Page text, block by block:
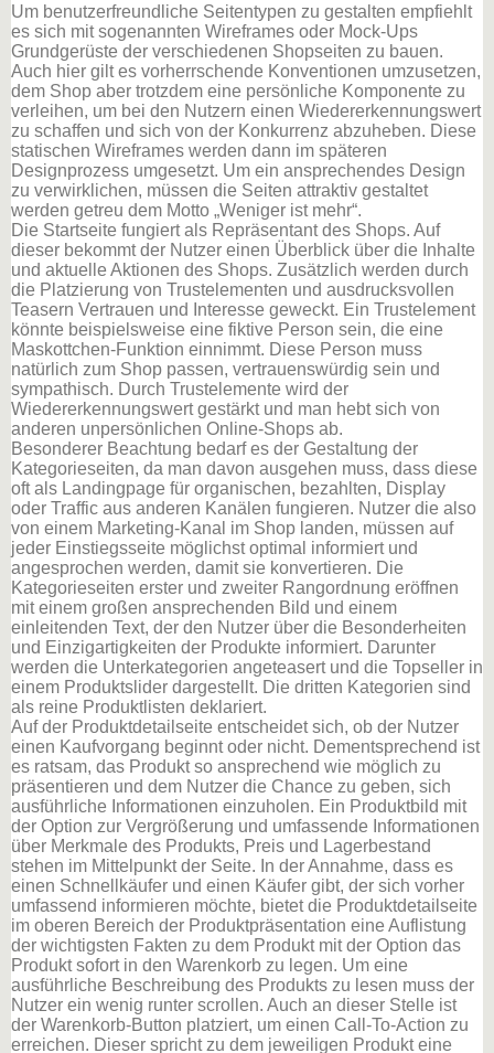
Um benutzerfreundliche Seitentypen zu gestalten empfiehlt
es sich mit sogenannten Wireframes oder Mock-Ups
Grundgerüste der verschiedenen Shopseiten zu bauen.
Auch hier gilt es vorherrschende Konventionen umzusetzen,
dem Shop aber trotzdem eine persönliche Komponente zu
verleihen, um bei den Nutzern einen Wiedererkennungswert
zu schaffen und sich von der Konkurrenz abzuheben. Diese
statischen Wireframes werden dann im späteren
Designprozess umgesetzt. Um ein ansprechendes Design
zu verwirklichen, müssen die Seiten attraktiv gestaltet
werden getreu dem Motto „Weniger ist mehr“.
Die Startseite fungiert als Repräsentant des Shops. Auf
dieser bekommt der Nutzer einen Überblick über die Inhalte
und aktuelle Aktionen des Shops. Zusätzlich werden durch
die Platzierung von Trustelementen und ausdrucksvollen
Teasern Vertrauen und Interesse geweckt. Ein Trustelement
könnte beispielsweise eine fiktive Person sein, die eine
Maskottchen-Funktion einnimmt. Diese Person muss
natürlich zum Shop passen, vertrauenswürdig sein und
sympathisch. Durch Trustelemente wird der
Wiedererkennungswert gestärkt und man hebt sich von
anderen unpersönlichen Online-Shops ab.
Besonderer Beachtung bedarf es der Gestaltung der
Kategorieseiten, da man davon ausgehen muss, dass diese
oft als Landingpage für organischen, bezahlten, Display
oder Traffic aus anderen Kanälen fungieren. Nutzer die also
von einem Marketing-Kanal im Shop landen, müssen auf
jeder Einstiegsseite möglichst optimal informiert und
angesprochen werden, damit sie konvertieren. Die
Kategorieseiten erster und zweiter Rangordnung eröffnen
mit einem großen ansprechenden Bild und einem
einleitenden Text, der den Nutzer über die Besonderheiten
und Einzigartigkeiten der Produkte informiert. Darunter
werden die Unterkategorien angeteasert und die Topseller in
einem Produktslider dargestellt. Die dritten Kategorien sind
als reine Produktlisten deklariert.
Auf der Produktdetailseite entscheidet sich, ob der Nutzer
einen Kaufvorgang beginnt oder nicht. Dementsprechend ist
es ratsam, das Produkt so ansprechend wie möglich zu
präsentieren und dem Nutzer die Chance zu geben, sich
ausführliche Informationen einzuholen. Ein Produktbild mit
der Option zur Vergrößerung und umfassende Informationen
über Merkmale des Produkts, Preis und Lagerbestand
stehen im Mittelpunkt der Seite. In der Annahme, dass es
einen Schnellkäufer und einen Käufer gibt, der sich vorher
umfassend informieren möchte, bietet die Produktdetailseite
im oberen Bereich der Produktpräsentation eine Auflistung
der wichtigsten Fakten zu dem Produkt mit der Option das
Produkt sofort in den Warenkorb zu legen. Um eine
ausführliche Beschreibung des Produkts zu lesen muss der
Nutzer ein wenig runter scrollen. Auch an dieser Stelle ist
der Warenkorb-Button platziert, um einen Call-To-Action zu
erreichen. Dieser spricht zu dem jeweiligen Produkt eine